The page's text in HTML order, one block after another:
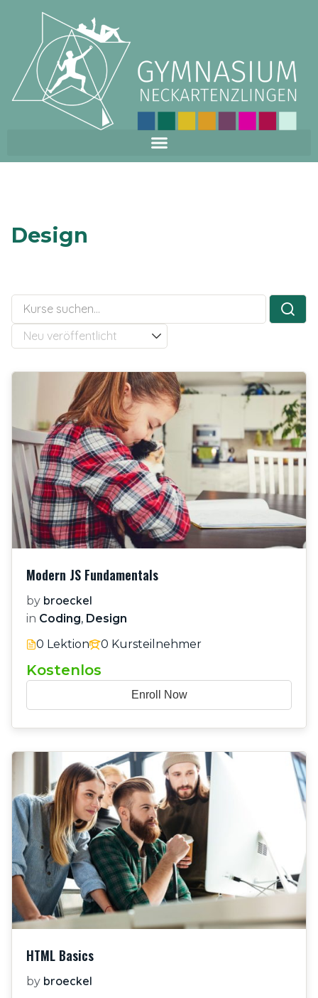
Design
Modern JS Fundamentals
by broeckel
in Coding, Design
0 Lektion
0 Kursteilnehmer
Kostenlos
Enroll Now
HTML Basics
by broeckel